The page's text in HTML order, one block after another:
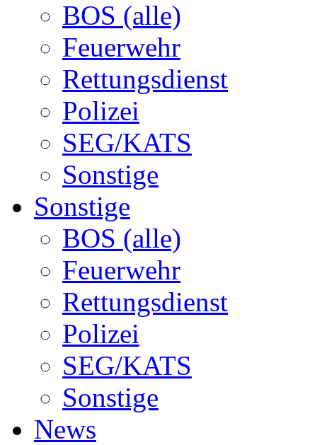
BOS (alle)
Feuerwehr
Rettungsdienst
Polizei
SEG/KATS
Sonstige
Sonstige
BOS (alle)
Feuerwehr
Rettungsdienst
Polizei
SEG/KATS
Sonstige
News